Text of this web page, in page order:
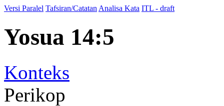
Versi Paralel Tafsiran/Catatan Analisa Kata ITL - draft
Yosua 14:5
Konteks
Perikop